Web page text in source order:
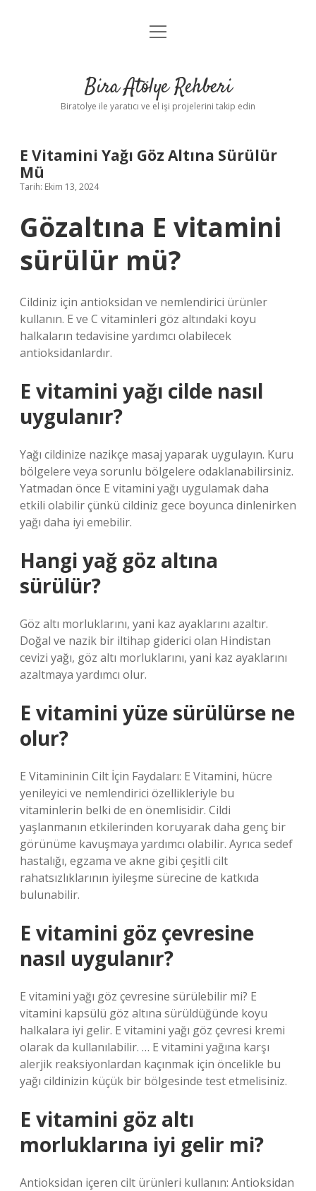
Anasayfa
Yasal Uyarı
menüyü
Bira Atölye Rehberi
Biratolye ile yaratıcı ve el işi projelerini takip edin
E Vitamini Yağı Göz Altına Sürülür
Mü
Tarih: Ekim 13, 2024
Gözaltına E vitamini
sürülür mü?
Cildiniz için antioksidan ve nemlendirici ürünler
kullanın. E ve C vitaminleri göz altındaki koyu
halkaların tedavisine yardımcı olabilecek
antioksidanlardır.
E vitamini yağı cilde nasıl
uygulanır?
Yağı cildinize nazikçe masaj yaparak uygulayın. Kuru
bölgelere veya sorunlu bölgelere odaklanabilirsiniz.
Yatmadan önce E vitamini yağı uygulamak daha
etkili olabilir çünkü cildiniz gece boyunca dinlenirken
yağı daha iyi emebilir.
Hangi yağ göz altına
sürülür?
Göz altı morluklarını, yani kaz ayaklarını azaltır.
Doğal ve nazik bir iltihap giderici olan Hindistan
cevizi yağı, göz altı morluklarını, yani kaz ayaklarını
azaltmaya yardımcı olur.
E vitamini yüze sürülürse ne
olur?
E Vitamininin Cilt İçin Faydaları: E Vitamini, hücre
yenileyici ve nemlendirici özellikleriyle bu
vitaminlerin belki de en önemlisidir. Cildi
yaşlanmanın etkilerinden koruyarak daha genç bir
görünüme kavuşmaya yardımcı olabilir. Ayrıca sedef
hastalığı, egzama ve akne gibi çeşitli cilt
rahatsızlıklarının iyileşme sürecine de katkıda
bulunabilir.
E vitamini göz çevresine
nasıl uygulanır?
E vitamini yağı göz çevresine sürülebilir mi? E
vitamini kapsülü göz altına sürüldüğünde koyu
halkalara iyi gelir. E vitamini yağı göz çevresi kremi
olarak da kullanılabilir. … E vitamini yağına karşı
alerjik reaksiyonlardan kaçınmak için öncelikle bu
yağı cildinizin küçük bir bölgesinde test etmelisiniz.
E vitamini göz altı
morluklarına iyi gelir mi?
Antioksidan içeren cilt ürünleri kullanın: Antioksidan